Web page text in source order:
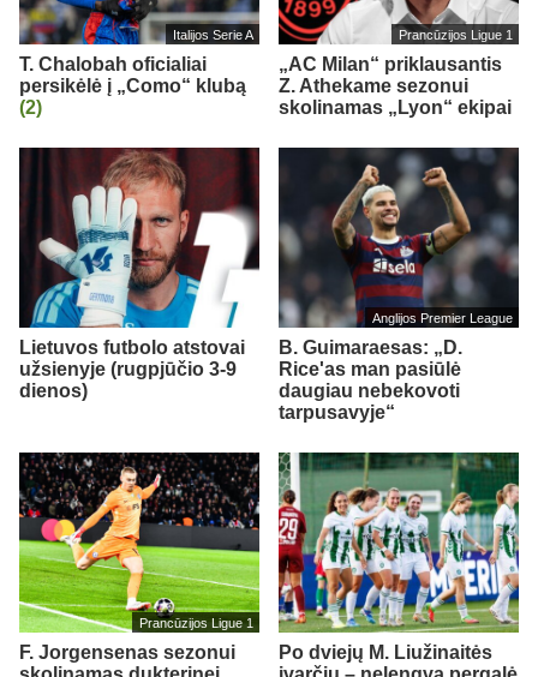
Italijos Serie A
T. Chalobah oficialiai
persikėlė į „Como“ klubą
(2)
Prancūzijos Ligue 1
„AC Milan“ priklausantis
Z. Athekame sezonui
skolinamas „Lyon“ ekipai
Lietuvos futbolo atstovai
užsienyje (rugpjūčio 3-9
dienos)
Anglijos Premier League
B. Guimaraesas: „D.
Rice'as man pasiūlė
daugiau nebekovoti
tarpusavyje“
Prancūzijos Ligue 1
F. Jorgensenas sezonui
Po dviejų M. Liužinaitės